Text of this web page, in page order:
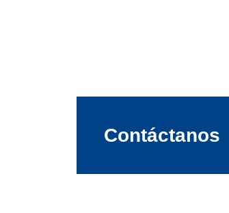
Contáctanos